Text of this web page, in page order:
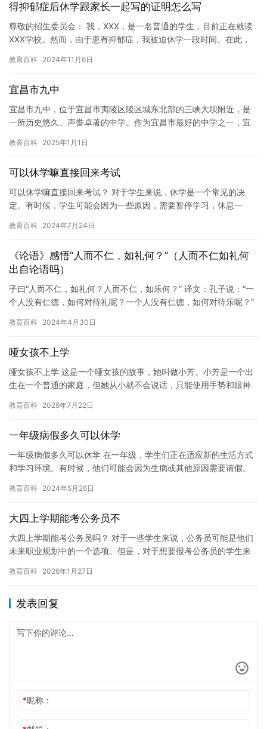
得抑郁症后休学跟家长一起写的证明怎么写
尊敬的招生委员会： 我，XXX，是一名普通的学生，目前正在就读
XXX学校。然而，由于患有抑郁症，我被迫休学一段时间。在此，
教育百科 2024年11月6日
宜昌市九中
宜昌市九中，位于宜昌市夷陵区陵区城东北部的三峡大坝附近，是
一所历史悠久、声誉卓著的中学。作为宜昌市最好的中学之一，宜
学子前…
教育百科 2025年1月1日
可以休学嘛直接回来考试
可以休学嘛直接回来考试？ 对于学生来说，休学是一个常见的决
定。有时候，学生可能会因为一些原因，需要暂停学习，休息一
需要考虑…
教育百科 2024年7月24日
《论语》感悟“人而不仁，如礼何？”（人而不仁如礼何
出自论语吗）
子曰“人而不仁，如礼何？人而不仁，如乐何？” 译文：孔子说：“一
个人没有仁德，如何对待礼呢？一个人没有仁德，如何对待乐呢？”
教育百科 2024年4月30日
哑女孩不上学
哑女孩不上学 这是一个哑女孩的故事，她叫做小芳。小芳是一个出
生在一个普通的家庭，但她从小就不会说话，只能使用手势和眼神
解这…
教育百科 2026年7月22日
一年级病假多久可以休学
一年级病假多久可以休学 在一年级，学生们正在适应新的生活方式
和学习环境。有时候，他们可能会因为生病或其他原因需要请假。
休学…
教育百科 2024年5月26日
大四上学期能考公务员不
大四上学期能考公务员吗？ 对于一些学生来说，公务员可能是他们
未来职业规划中的一个选项。但是，对于想要报考公务员的学生来
一…
教育百科 2026年1月27日
发表回复
*昵称：